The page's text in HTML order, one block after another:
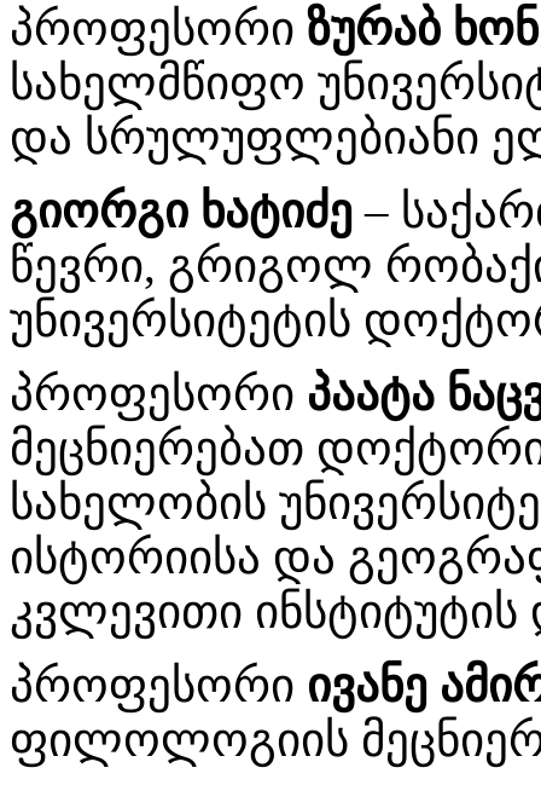
პროფესორი ზურაბ
სახელმწიფო
და სრულუფლებიანი
გიორგი ხატიძე –
წევრი, გრიგოლ
უნივერსიტეტის
პროფესორი პაატა
მეცნიერებათ
სახელობის
ისტორიისა და
კვლევითი
პროფესორი ივანე
ფილოლოგიის